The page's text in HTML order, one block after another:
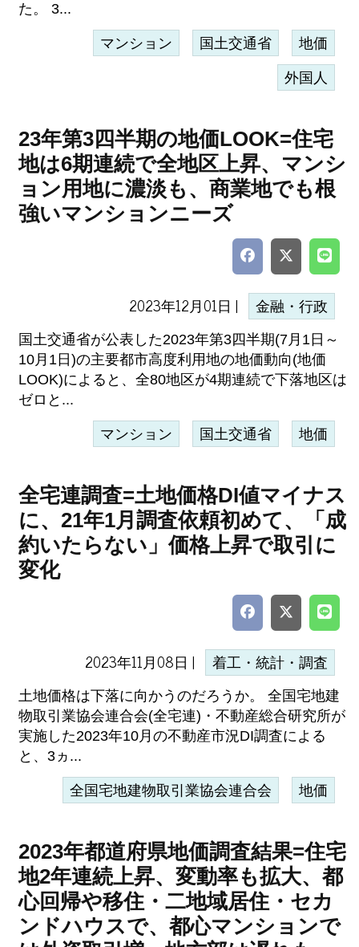
た。 3...
マンション 国土交通省 地価
外国人
23年第3四半期の地価LOOK=住宅
地は6期連続で全地区上昇、マンシ
ョン用地に濃淡も、商業地でも根
強いマンションニーズ
2023年12月01日 | 金融・行政
国土交通省が公表した2023年第3四半期(7月1日～
10月1日)の主要都市高度利用地の地価動向(地価
LOOK)によると、全80地区が4期連続で下落地区は
ゼロと...
マンション 国土交通省 地価
全宅連調査=土地価格DI値マイナス
に、21年1月調査依頼初めて、「成
約いたらない」価格上昇で取引に
変化
2023年11月08日 | 着工・統計・調査
土地価格は下落に向かうのだろうか。 全国宅地建
物取引業協会連合会(全宅連)・不動産総合研究所が
実施した2023年10月の不動産市況DI調査による
と、3ヵ...
全国宅地建物取引業協会連合会 地価
2023年都道府県地価調査結果=住宅
地2年連続上昇、変動率も拡大、都
心回帰や移住・二地域居住・セカ
ンドハウスで、都心マンションで